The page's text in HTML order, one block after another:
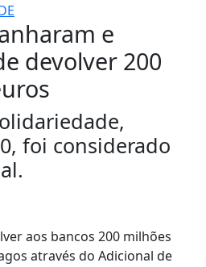
e
devolver 200
foi considerado
aos bancos 200 milhões
através do Adicional de